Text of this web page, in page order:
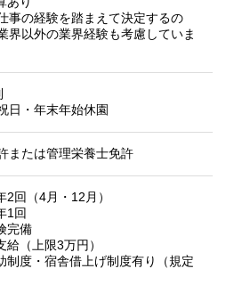
事の経験を踏まえて決定するの
界以外の業界経験も考慮していま
日・年末年始休園
または管理栄養士免許
2回（4月・12月）
1回
完備
給（上限3万円）
制度・宿舎借上げ制度有り（規定